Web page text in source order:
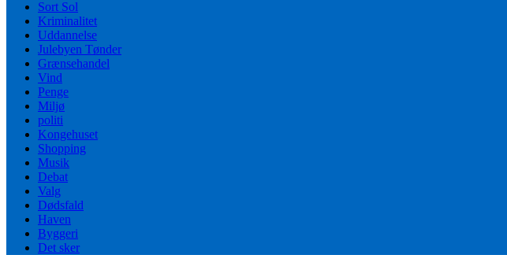
Sort Sol
Kriminalitet
Uddannelse
Julebyen Tønder
Grænsehandel
Vind
Penge
Miljø
politi
Kongehuset
Shopping
Musik
Debat
Valg
Dødsfald
Haven
Byggeri
Det sker